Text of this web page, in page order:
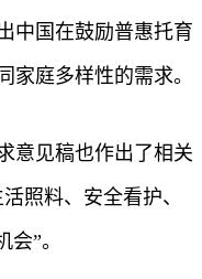
中国在鼓励普惠托育
家庭多样性的需求。
意见稿也作出了相关
照料、安全看护、
”。